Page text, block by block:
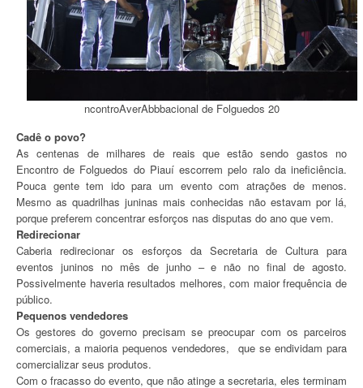
ncontroAverAbbbacional de Folguedos 20
Cadê o povo?
As centenas de milhares de reais que estão sendo gastos no
Encontro de Folguedos do Piauí escorrem pelo ralo da ineficiência.
Pouca gente tem ido para um evento com atrações de menos.
Mesmo as quadrilhas juninas mais conhecidas não estavam por lá,
porque preferem concentrar esforços nas disputas do ano que vem.
Redirecionar
Caberia redirecionar os esforços da Secretaria de Cultura para
eventos juninos no mês de junho – e não no final de agosto.
Possivelmente haveria resultados melhores, com maior frequência de
público.
Pequenos vendedores
Os gestores do governo precisam se preocupar com os parceiros
comerciais, a maioria pequenos vendedores, que se endividam para
comercializar seus produtos.
Com o fracasso do evento, que não atinge a secretaria, eles terminam